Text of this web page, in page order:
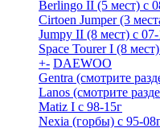
Berlingo II (5 мест) с
Cirtoen Jumper (3
Jumpy II (8 мест) с
Space Tourer I (8
+- DAEWOO
Gentra (смотрите
Lanos (смотрите
Matiz I с 98-15г
Nexia (горбы) с 95-